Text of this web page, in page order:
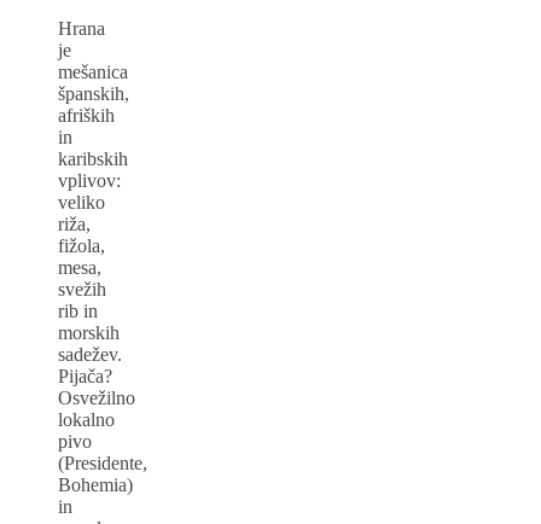
Hrana
je
mešanica
španskih,
afriških
in
karibskih
vplivov:
veliko
riža,
fižola,
mesa,
svežih
rib in
morskih
sadežev.
Pijača?
Osvežilno
lokalno
pivo
(Presidente,
Bohemia)
in